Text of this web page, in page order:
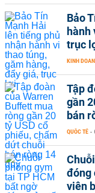
Bảo
hành
trục
KINH
Tập
gần
bán
QUỐC TẾ -
đóng
viên